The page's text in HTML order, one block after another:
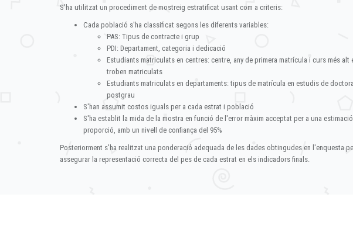
S'ha utilitzat un procediment de mostreig estratificat usant com a criteris:
Cada població s'ha classificat segons les diferents variables:
PAS: Tipus de contracte i grup
PDI: Departament, categoria i dedicació
Estudiants matriculats en centres: centre, any de primera matrícula i curs més alt
troben matriculats
Estudiants matriculats en departaments: tipus de matrícula en estudis de
postgrau
S'han assumit costos iguals per a cada estrat i població
S'ha establit la mida de la mostra en funció de l'error màxim acceptat per a una
proporció, amb un nivell de confiança del 95%
Posteriorment s'ha realitzat una ponderació adequada de les dades obtingudes en l'enquesta
assegurar la representació correcta del pes de cada estrat en els indicadors finals.